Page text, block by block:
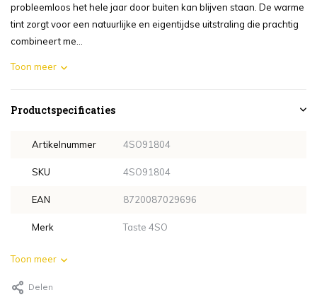
probleemloos het hele jaar door buiten kan blijven staan. De warme
tint zorgt voor een natuurlijke en eigentijdse uitstraling die prachtig
combineert me...
Toon meer
Productspecificaties
Artikelnummer 4SO91804
SKU 4SO91804
EAN 8720087029696
Merk Taste 4SO
Toon meer
Delen